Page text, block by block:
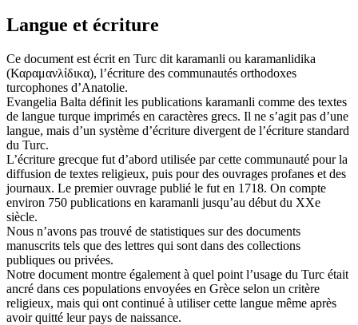
Langue et écriture
Ce document est écrit en Turc dit karamanli ou karamanlidika
(Καραμανλίδικα), l’écriture des communautés orthodoxes
turcophones d’Anatolie.
Evangelia Balta définit les publications karamanli comme des textes
de langue turque imprimés en caractères grecs. Il ne s’agit pas d’une
langue, mais d’un système d’écriture divergent de l’écriture standard
du Turc.
L’écriture grecque fut d’abord utilisée par cette communauté pour la
diffusion de textes religieux, puis pour des ouvrages profanes et des
journaux. Le premier ouvrage publié le fut en 1718. On compte
environ 750 publications en karamanli jusqu’au début du XXe
siècle.
Nous n’avons pas trouvé de statistiques sur des documents
manuscrits tels que des lettres qui sont dans des collections
publiques ou privées.
Notre document montre également à quel point l’usage du Turc était
ancré dans ces populations envoyées en Grèce selon un critère
religieux, mais qui ont continué à utiliser cette langue même après
avoir quitté leur pays de naissance.